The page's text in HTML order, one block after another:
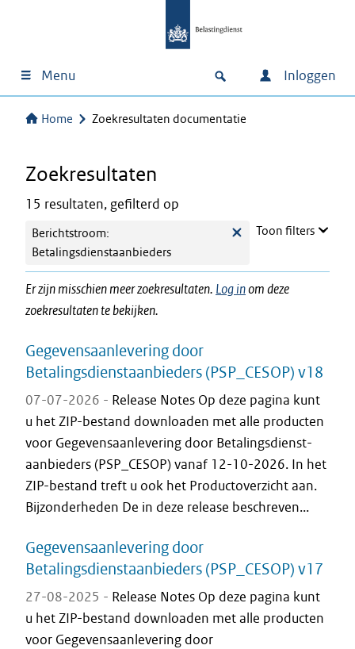
Menu Inloggen
Home Zoekresultaten documentatie
Zoekresultaten
15 resultaten, gefilterd op
Berichtstroom:
Betalingsdienstaanbieders
Toon filters
Er zijn misschien meer zoekresultaten. Log inom deze
zoekresultaten te bekijken.
Gegevensaanlevering door
Betalingsdienstaanbieders (PSP_CESOP) v18
07-07-2026 - Release Notes Op deze pagina kunt
u het ZIP-bestand downloaden met alle producten
voor Gegevensaanlevering door Betalingsdienst-
aanbieders (PSP_CESOP) vanaf 12-10-2026. In het
ZIP-bestand treft u ook het Productoverzicht aan.
Bijzonderheden De in deze release beschreven...
Gegevensaanlevering door
Betalingsdienstaanbieders (PSP_CESOP) v17
27-08-2025 - Release Notes Op deze pagina kunt
u het ZIP-bestand downloaden met alle producten
voor Gegevensaanlevering door